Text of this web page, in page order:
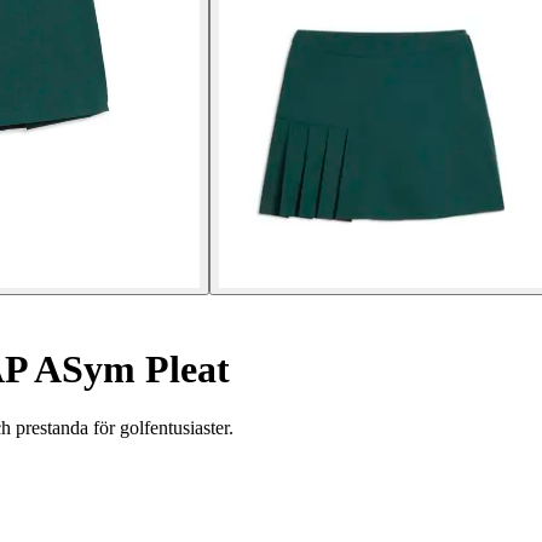
ASym Pleat
prestanda för golfentusiaster.